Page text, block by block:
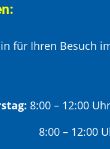
für Ihren Besuch
8:00 – 12:00
8:00 – 12:00